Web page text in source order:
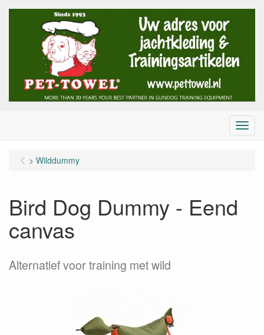
Menu
> Wilddummy
Bird Dog Dummy - Eend
canvas
Alternatief voor training met wild